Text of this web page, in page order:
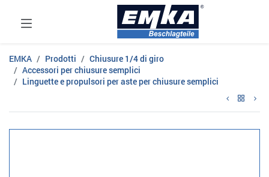
EMKA Prodotti
Chiusure 1/4 di giro
Accessori per chiusure semplici
Linguette e propulsori per aste per chiusure semplici